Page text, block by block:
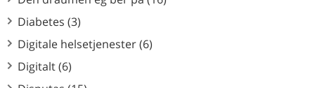
Diabetes (3)
Digitale helsetjenester (6)
Digitalt (6)